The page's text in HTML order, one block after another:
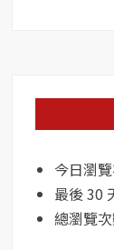
今日瀏
最後 30
總瀏覽